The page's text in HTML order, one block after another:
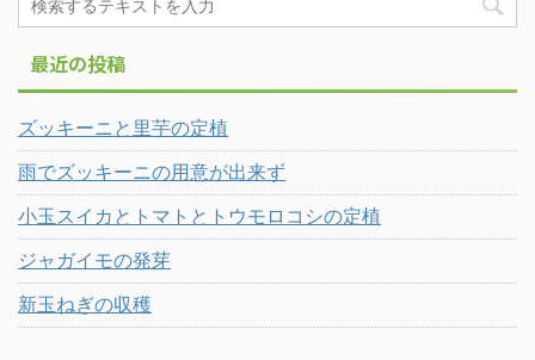
最近の投稿
ズッキーニと里芋の定植
雨でズッキーニの用意が出来ず
小玉スイカとトマトとトウモロコシの定植
ジャガイモの発芽
新玉ねぎの収穫